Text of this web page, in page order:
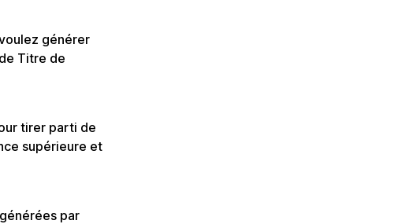
générer
Titre de
tirer parti de
supérieure et
par